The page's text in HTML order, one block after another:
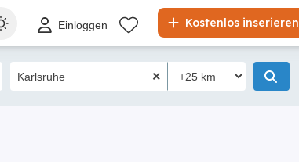
Kostenlos inserieren
Einloggen